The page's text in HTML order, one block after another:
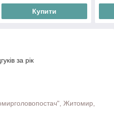
Купити
за рік
Житомир,